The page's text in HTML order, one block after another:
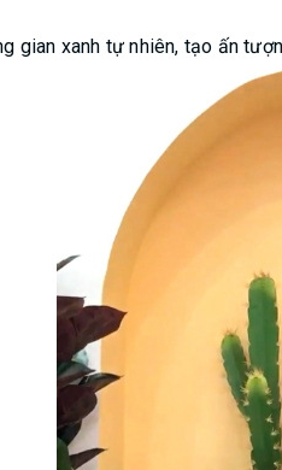
gian xanh tự nhiên, tạo ấn